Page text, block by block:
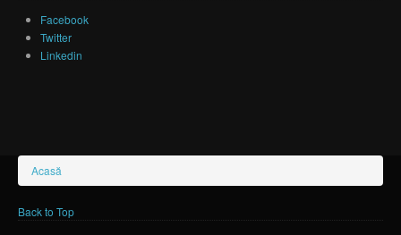
Facebook
Twitter
Linkedin
Eşti aici
Acasă
Back to Top